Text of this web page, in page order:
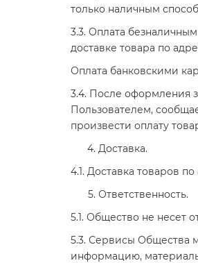
только наличным
3.3. Оплата
доставке товара по
Оплата банковскими
3.4. После оформления
Пользователем,
произвести оплату
Доставка.
4.1. Доставка товаров
Ответственность.
5.1. Общество не несет
5.3. Сервисы Общества
информацию,